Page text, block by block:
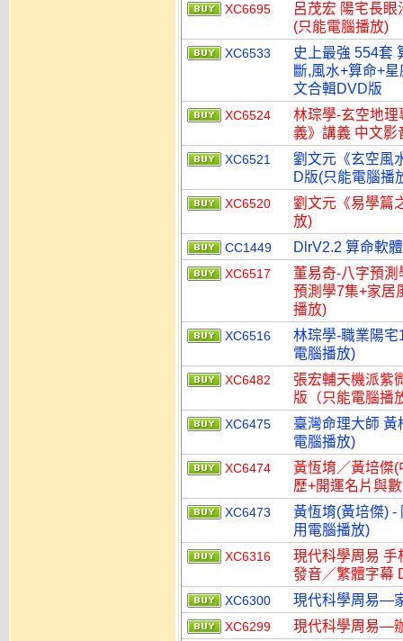
XC6695
呂茂宏 陽宅長
(只能電腦播放)
XC6533
史上最強 554套
斷,風水+算命+
文合輯DVD版
XC6524
林琮學-玄空地
義》講義 中文影
XC6521
劉文元《玄空風
D版(只能電腦播
XC6520
劉文元《易學篇
放)
CC1449 DlrV2.2 算命軟
XC6517
董易奇-八字預
預測學7集+家居
播放)
XC6516
林琮學-職業陽
電腦播放)
XC6482
張宏輔天機派紫
版（只能電腦播
XC6475
臺灣命理大師
電腦播放)
XC6474
黃恆堉／黃培傑
歷+開運名片與
XC6473
黃恆堉(黃培傑) -
用電腦播放)
XC6316
現代科學周易 手
發音／繁體字幕
XC6300 現代科學周易—
XC6299 現代科學周易—